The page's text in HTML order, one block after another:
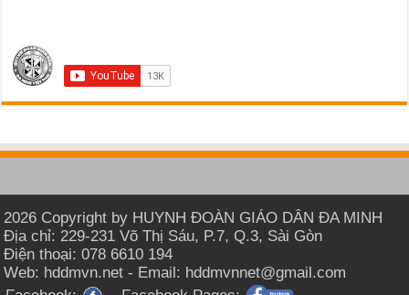
2026 Copyright by HUYNH ĐOÀN GIÁO DÂN ĐA MINH
Địa chỉ: 229-231 Võ Thị Sáu, P.7, Q.3, Sài Gòn
Điện thoại: 078 6610 194
Web: hddmvn.net - Email: hddmvnnet@gmail.com